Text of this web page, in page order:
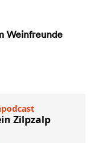
Weinfreunde